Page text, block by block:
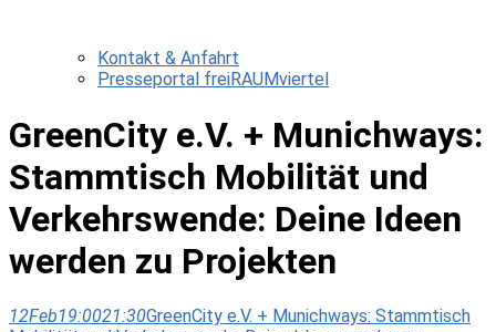
Kontakt & Anfahrt
Presseportal freiRAUMviertel
GreenCity e.V. + Munichways:
Stammtisch Mobilität und
Verkehrswende: Deine Ideen
werden zu Projekten
12Feb19:0021:30GreenCity e.V. + Munichways: Stammtisch